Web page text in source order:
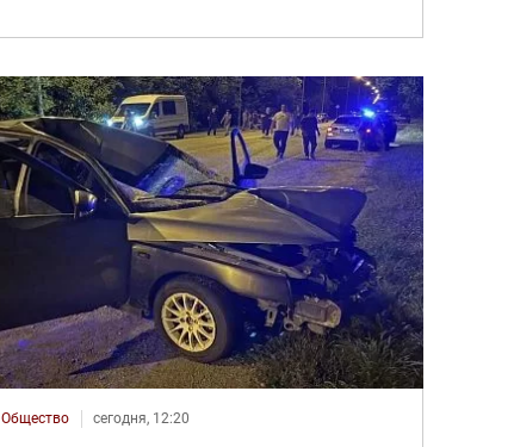
Общество сегодня, 12:20